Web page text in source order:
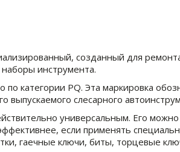
созданный для
инструмента.
по категории PQ. Эта маркировка
выпускаемого слесарного
универсальным. Его
если применять
гаечные ключи, биты, торцевые